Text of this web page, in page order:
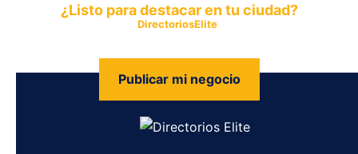
¿Listo para destacar en tu ciudad?
DirectoriosElite
Publicar mi negocio